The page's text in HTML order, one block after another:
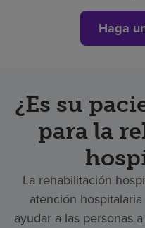
Haga
¿Es su
para la
La rehabilitación
atención
ayudar a las personas